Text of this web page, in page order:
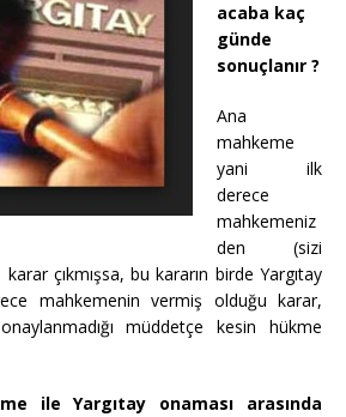
acaba kaç
günde
sonuçlanır ?
Ana
mahkeme
yani ilk
derece
mahkemeniz
den (sizi
çıkmışsa, bu kararın birde Yargıtay
mahkemenin vermiş olduğu karar,
müddetçe kesin hükme
ile Yargıtay onaması arasında